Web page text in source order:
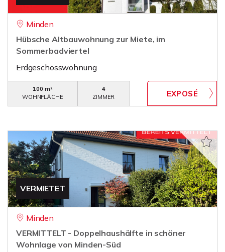
Minden
Hübsche Altbauwohnung zur Miete, im
Sommerbadviertel
Erdgeschosswohnung
100 m²
WOHNFLÄCHE
4
ZIMMER
VERMIETET
Minden
VERMITTELT - Doppelhaushälfte in schöner
Wohnlage von Minden-Süd